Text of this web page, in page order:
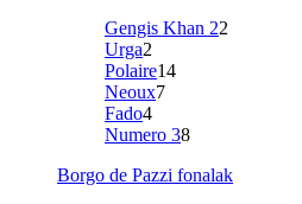
Gengis Khan 22
Urga2
Polaire14
Neoux7
Fado4
Numero 38
Borgo de Pazzi fonalak